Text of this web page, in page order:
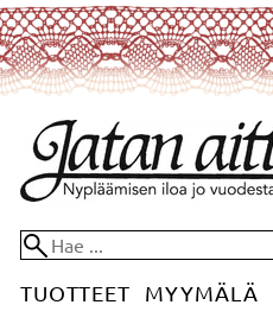
TUOTTEET MYYMÄLÄ